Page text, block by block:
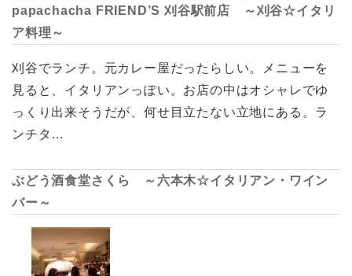
papachacha FRIEND’S 刈谷駅前店 ～刈谷☆イタリ
ア料理～
刈谷でランチ。元カレー屋だったらしい。メニューを
見ると、イタリアンっぽい。お店の中はオシャレでゆ
っくり出来そうだが、何せ目立たない立地にある。ラ
ンチタ…
ぶどう酒食堂さくら ～六本木☆イタリアン・ワイン
バー～